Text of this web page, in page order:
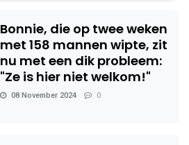
Bonnie, die op twee weken
met 158 mannen wipte, zit
nu met een dik probleem:
"Ze is hier niet welkom!"
08 November 2024 0